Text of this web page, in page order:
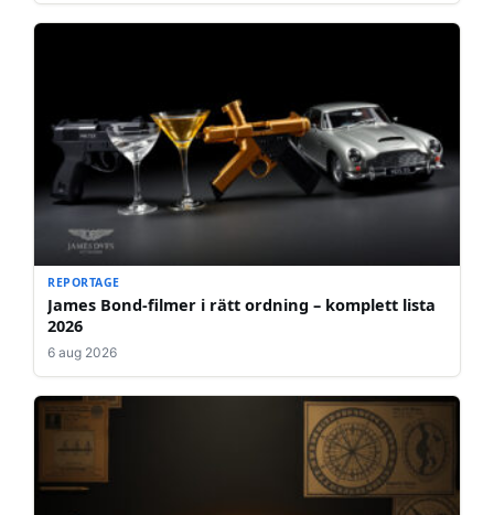
REPORTAGE
James Bond-filmer i rätt ordning – komplett lista
2026
6 aug 2026